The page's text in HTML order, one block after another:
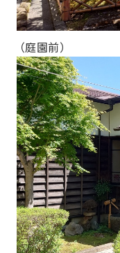
（庭園前）